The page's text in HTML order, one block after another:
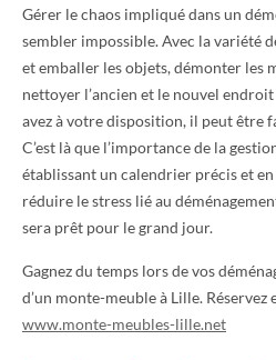
Gérer le chaos impliqué dans un
sembler impossible. Avec la variété
et emballer les objets, démonter les
nettoyer l’ancien et le nouvel
avez à votre disposition, il peut être
C’est là que l’importance de la
établissant un calendrier précis et
réduire le stress lié au
sera prêt pour le grand jour.
Gagnez du temps lors de vos
d’un monte-meuble à Lille.
www.monte-meubles-lille.net